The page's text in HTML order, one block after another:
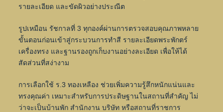
รายละเอียด และขัดผิวอย่างประณีต
รูปเหมือน รัชกาลที่ 3 ทุกองค์ผ่านการตรวจสอบคุณภาพหลาย
ขั้นตอนก่อนเข้าสู่กระบวนการทำสี รายละเอียดพระพักตร์
เครื่องทรง และฐานรองถูกเก็บงานอย่างละเอียด เพื่อให้ได้
สัดส่วนที่สง่างาม
การเลือกใช้ ร.3 ทองเหลือง ช่วยเพิ่มความรู้สึกหนักแน่นและ
ทรงคุณค่า เหมาะสำหรับการประดิษฐานในสถานที่สำคัญ ไม่
ว่าจะเป็นบ้านพัก สำนักงาน บริษัท หรือสถานที่ราชการ